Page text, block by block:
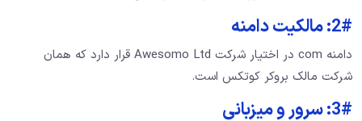
2#: مالکیت دامنه
دامنه com در اختیار شرکت Awesomo Ltd قرار دارد که همان
شرکت مالک بروکر کوتکس است.
3#: سرور و میزبانی